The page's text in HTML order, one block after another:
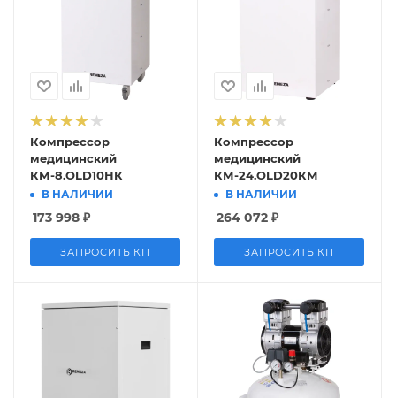
Компрессор
медицинский
КМ-8.OLD10НК
В НАЛИЧИИ
173 998 ₽
ЗАПРОСИТЬ КП
Компрессор
медицинский
КМ-24.OLD20КМ
В НАЛИЧИИ
264 072 ₽
ЗАПРОСИТЬ КП